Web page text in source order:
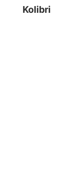
Kolibri